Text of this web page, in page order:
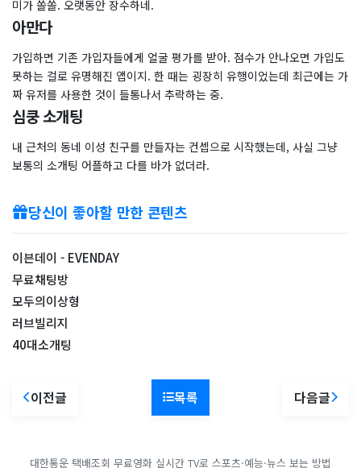
미가 쏠쏠. 오랫동안 장수하네.
아만다
가입하면 기존 가입자들에게 얼굴 평가를 받아. 점수가 안나오면 가입도
못하는 걸로 유명해진 앱이지. 한 때는 굉장히 유행이었는데 최근에는 가
짜 유저를 사용한 것이 들통나서 추락하는 중.
심쿵 소개팅
내 근처의 동네 이성 친구를 만들자는 컨셉으로 시작했는데, 사실 그냥
보통의 소개팅 어플하고 다를 바가 없더라.
당신이 좋아할 만한 콘텐츠
이븐데이 - EVENDAY
무료채팅방
모두의이상형
러브빌리지
40대소개팅
이전글 목록 다음글
대한통운 택배조회 무료영화 실시간 TV로 스포츠·예능·뉴스 보는 방법